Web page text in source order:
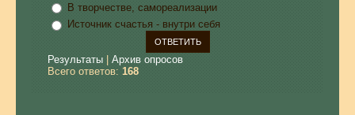
В творчестве, самореализации
Источник счастья - внутри себя
Результаты
Архив опросов
Всего ответов: 168